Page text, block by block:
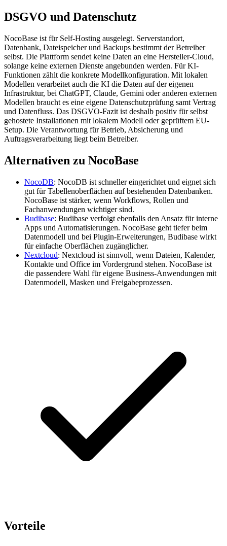
DSGVO und Datenschutz
NocoBase ist für Self-Hosting ausgelegt. Serverstandort,
Datenbank, Dateispeicher und Backups bestimmt der Betreiber
selbst. Die Plattform sendet keine Daten an eine Hersteller-Cloud,
solange keine externen Dienste angebunden werden. Für KI-
Funktionen zählt die konkrete Modellkonfiguration. Mit lokalen
Modellen verarbeitet auch die KI die Daten auf der eigenen
Infrastruktur, bei ChatGPT, Claude, Gemini oder anderen externen
Modellen braucht es eine eigene Datenschutzprüfung samt Vertrag
und Datenfluss. Das DSGVO-Fazit ist deshalb positiv für selbst
gehostete Installationen mit lokalem Modell oder geprüftem EU-
Setup. Die Verantwortung für Betrieb, Absicherung und
Auftragsverarbeitung liegt beim Betreiber.
Alternativen zu NocoBase
NocoDB: NocoDB ist schneller eingerichtet und eignet sich
gut für Tabellenoberflächen auf bestehenden Datenbanken.
NocoBase ist stärker, wenn Workflows, Rollen und
Fachanwendungen wichtiger sind.
Budibase: Budibase verfolgt ebenfalls den Ansatz für interne
Apps und Automatisierungen. NocoBase geht tiefer beim
Datenmodell und bei Plugin-Erweiterungen, Budibase wirkt
für einfache Oberflächen zugänglicher.
Nextcloud: Nextcloud ist sinnvoll, wenn Dateien, Kalender,
Kontakte und Office im Vordergrund stehen. NocoBase ist
die passendere Wahl für eigene Business-Anwendungen mit
Datenmodell, Masken und Freigabeprozessen.
Vorteile